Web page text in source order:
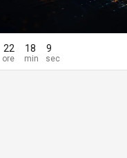
22 18 8